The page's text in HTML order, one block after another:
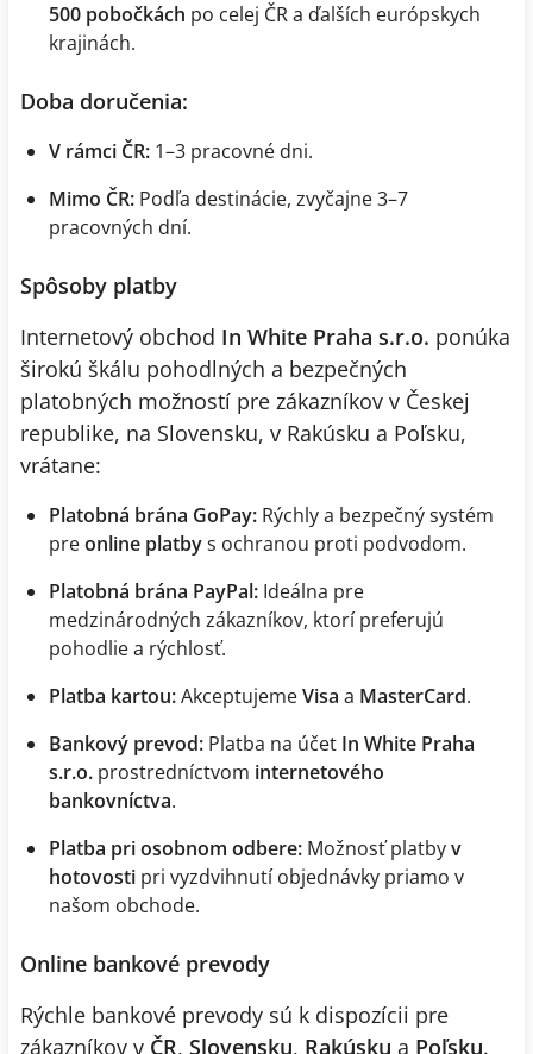
500 pobočkách po celej ČR a ďalších európskych
krajinách.
Doba doručenia:
V rámci ČR: 1–3 pracovné dni.
Mimo ČR: Podľa destinácie, zvyčajne 3–7
pracovných dní.
Spôsoby platby
Internetový obchod In White Praha s.r.o. ponúka
širokú škálu pohodlných a bezpečných
platobných možností pre zákazníkov v Českej
republike, na Slovensku, v Rakúsku a Poľsku,
vrátane:
Platobná brána GoPay: Rýchly a bezpečný systém
preonline platbys ochranou proti podvodom.
Platobná brána PayPal: Ideálna pre
medzinárodných zákazníkov, ktorí preferujú
pohodlie a rýchlosť.
Platba kartou:AkceptujemeVisa a MasterCard.
Bankový prevod: Platba na účet In White Praha
s.r.o. prostredníctvom internetového
bankovníctva.
Platba pri osobnom odbere: Možnosť platbyv
hotovosti pri vyzdvihnutí objednávky priamo v
našom obchode.
Online bankové prevody
Rýchle bankové prevody sú k dispozícii pre
zákazníkov v ČR, Slovensku, Rakúsku a Poľsku.